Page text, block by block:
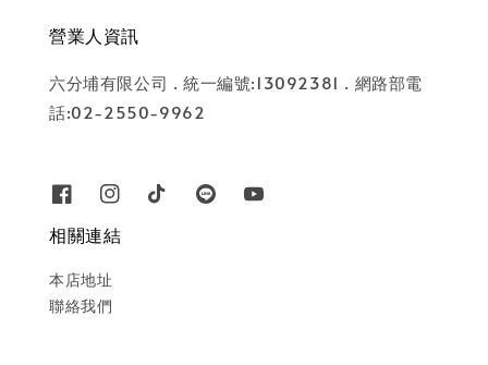
營業人資訊
六分埔有限公司 . 統一編號:13092381 . 網路部電
話:02-2550-9962
相關連結
本店地址
聯絡我們